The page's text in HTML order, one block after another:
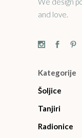
and love.
Kategorije
Šoljice
Tanjiri
Radionice